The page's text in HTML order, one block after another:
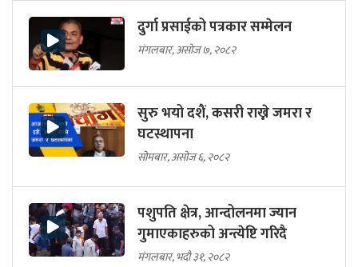
दुर्गा प्रसाईको पत्रकार सम्मेलन
मंगलबार, असोज ७, २०८२
सुरु भयो दशैं, कसरी राख्ने जमरा र
घटस्थापना
सोमबार, असोज ६, २०८२
पशुपति क्षेत्र, आन्दोलनमा ज्यान
गुमाएकाहरुको अन्त्येष्टि गरिदै
मंगलबार, भदौ ३१, २०८२